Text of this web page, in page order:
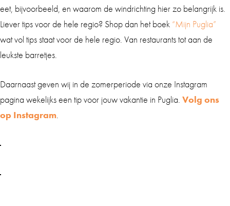
eet, bijvoorbeeld, en waarom de windrichting hier zo belangrijk is.
Liever tips voor de hele regio? Shop dan het boek “Mijn Puglia”
wat vol tips staat voor de hele regio. Van restaurants tot aan de
leukste barretjes.
Daarnaast geven wij in de zomerperiode via onze Instagram
pagina wekelijks een tip voor jouw vakantie in Puglia. Volg ons
op Instagram.